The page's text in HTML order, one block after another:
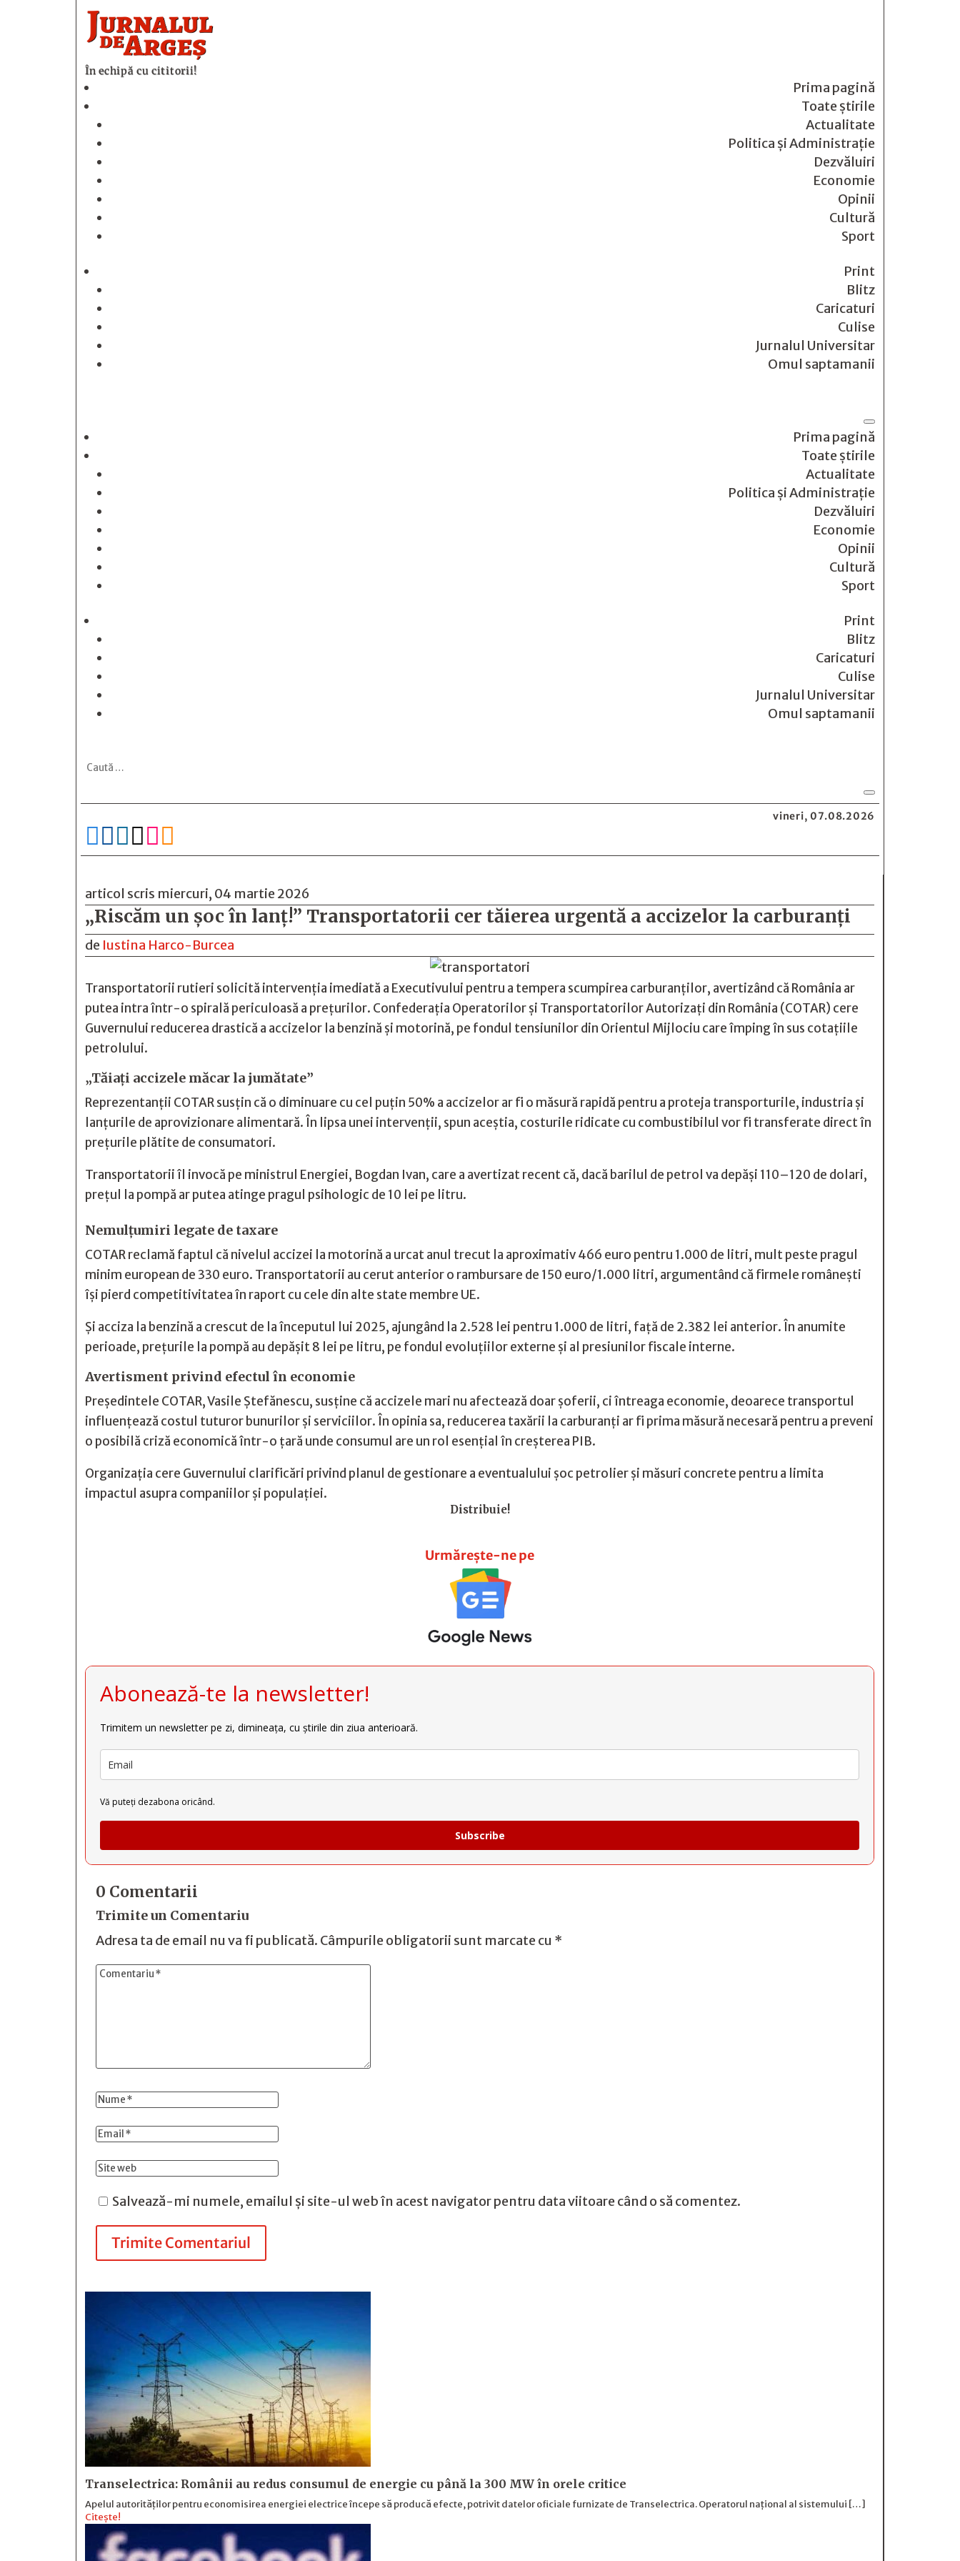
În echipă cu cititorii!
Prima pagină
Toate știrile
Actualitate
Politica și Administrație
Dezvăluiri
Economie
Opinii
Cultură
Sport
Print
Blitz
Caricaturi
Culise
Jurnalul Universitar
Omul saptamanii
Prima pagină
Toate știrile
Actualitate
Politica și Administrație
Dezvăluiri
Economie
Opinii
Cultură
Sport
Print
Blitz
Caricaturi
Culise
Jurnalul Universitar
Omul saptamanii
vineri, 07.08.2026

articol scris miercuri, 04 martie 2026
„Riscăm un șoc în lanț!” Transportatorii cer tăierea urgentă a accizelor la carburanți
de Iustina Harco-Burcea
Transportatorii rutieri solicită intervenția imediată a Executivului pentru a tempera scumpirea carburanților, avertizând că România ar
putea intra într-o spirală periculoasă a prețurilor. Confederația Operatorilor și Transportatorilor Autorizați din România (COTAR) cere
Guvernului reducerea drastică a accizelor la benzină și motorină, pe fondul tensiunilor din Orientul Mijlociu care împing în sus cotațiile
petrolului.
„Tăiați accizele măcar la jumătate”
Reprezentanții COTAR susțin că o diminuare cu cel puțin 50% a accizelor ar fi o măsură rapidă pentru a proteja transporturile, industria și
lanțurile de aprovizionare alimentară. În lipsa unei intervenții, spun aceștia, costurile ridicate cu combustibilul vor fi transferate direct în
prețurile plătite de consumatori.
Transportatorii îl invocă pe ministrul Energiei, Bogdan Ivan, care a avertizat recent că, dacă barilul de petrol va depăși 110–120 de dolari,
prețul la pompă ar putea atinge pragul psihologic de 10 lei pe litru.
Nemulțumiri legate de taxare
COTAR reclamă faptul că nivelul accizei la motorină a urcat anul trecut la aproximativ 466 euro pentru 1.000 de litri, mult peste pragul
minim european de 330 euro. Transportatorii au cerut anterior o rambursare de 150 euro/1.000 litri, argumentând că firmele românești
își pierd competitivitatea în raport cu cele din alte state membre UE.
Și acciza la benzină a crescut de la începutul lui 2025, ajungând la 2.528 lei pentru 1.000 de litri, față de 2.382 lei anterior. În anumite
perioade, prețurile la pompă au depășit 8 lei pe litru, pe fondul evoluțiilor externe și al presiunilor fiscale interne.
Avertisment privind efectul în economie
Președintele COTAR, Vasile Ștefănescu, susține că accizele mari nu afectează doar șoferii, ci întreaga economie, deoarece transportul
influențează costul tuturor bunurilor și serviciilor. În opinia sa, reducerea taxării la carburanți ar fi prima măsură necesară pentru a preveni
o posibilă criză economică într-o țară unde consumul are un rol esențial în creșterea PIB.
Organizația cere Guvernului clarificări privind planul de gestionare a eventualului șoc petrolier și măsuri concrete pentru a limita
impactul asupra companiilor și populației.
Distribuie!
Urmărește-ne pe
Abonează-te la newsletter!
Trimitem un newsletter pe zi, dimineața, cu știrile din ziua anterioară.
Vă puteți dezabona oricând.
Subscribe
0 Comentarii
Trimite un Comentariu
Adresa ta de email nu va fi publicată. Câmpurile obligatorii sunt marcate cu *
Salvează-mi numele, emailul și site-ul web în acest navigator pentru data viitoare când o să comentez.
Trimite Comentariul
Transelectrica: Românii au redus consumul de energie cu până la 300 MW în orele critice
Apelul autorităților pentru economisirea energiei electrice începe să producă efecte, potrivit datelor oficiale furnizate de Transelectrica. Operatorul național al sistemului […]
Citește!